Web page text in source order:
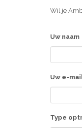
Wil je
Uw naam
Uw e-
Type